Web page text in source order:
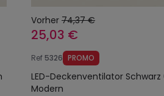
Vorher 74,37 €
25,03 €
Ref 5326 PROMO
LED-Deckenventilator
Modern